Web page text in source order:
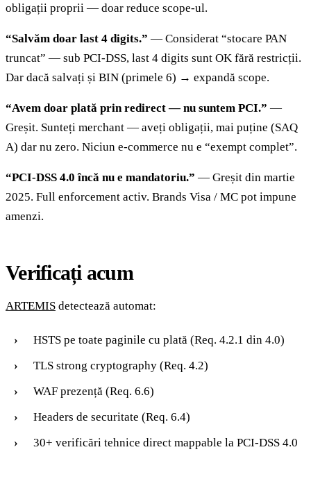
obligații proprii — doar reduce scope-ul.
“Salvăm doar last 4 digits.” — Considerat “stocare PAN
truncat” — sub PCI-DSS, last 4 digits sunt OK fără restricții.
Dar dacă salvați și BIN (primele 6) → expandă scope.
“Avem doar plată prin redirect — nu suntem PCI.” —
Greșit. Sunteți merchant — aveți obligații, mai puține (SAQ
A) dar nu zero. Niciun e-commerce nu e “exempt complet”.
“PCI-DSS 4.0 încă nu e mandatoriu.” — Greșit din martie
2025. Full enforcement activ. Brands Visa / MC pot impune
amenzi.
Verificați acum
ARTEMIS detectează automat:
HSTS pe toate paginile cu plată (Req. 4.2.1 din 4.0)
TLS strong cryptography (Req. 4.2)
WAF prezență (Req. 6.6)
Headers de securitate (Req. 6.4)
30+ verificări tehnice direct mappable la PCI-DSS 4.0